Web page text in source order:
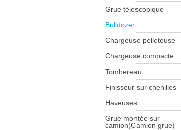
Grue télescopique
Bulldozer
Chargeuse pelleteuse
Chargeuse compacte
Tombereau
Finisseur sur chenilles
Haveuses
Grue montée sur
camion(Camion grue)